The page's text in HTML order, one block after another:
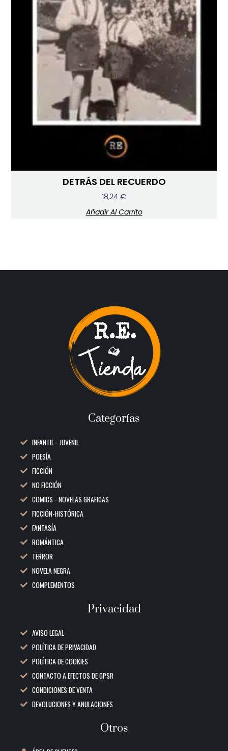
DETRÁS DEL RECUERDO
18,24 €
Añadir Al Carrito
Categorías
INFANTIL - JUVENIL
POESÍA
FICCIÓN
NO FICCIÓN
COMICS - NOVELAS GRAFICAS
FICCIÓN-HISTÓRICA
FANTASÍA
ROMÁNTICA
TERROR
NOVELA NEGRA
COMPLEMENTOS
Privacidad
AVISO LEGAL
POLÍTICA DE PRIVACIDAD
POLÍTICA DE COOKIES
CONTACTO A EFECTOS DE GPSR
CONDICIONES DE VENTA
DEVOLUCIONES Y ANULACIONES
Otros